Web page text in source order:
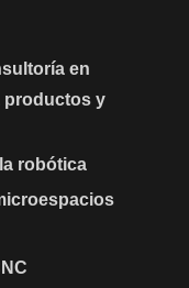
en
productos y
robótica